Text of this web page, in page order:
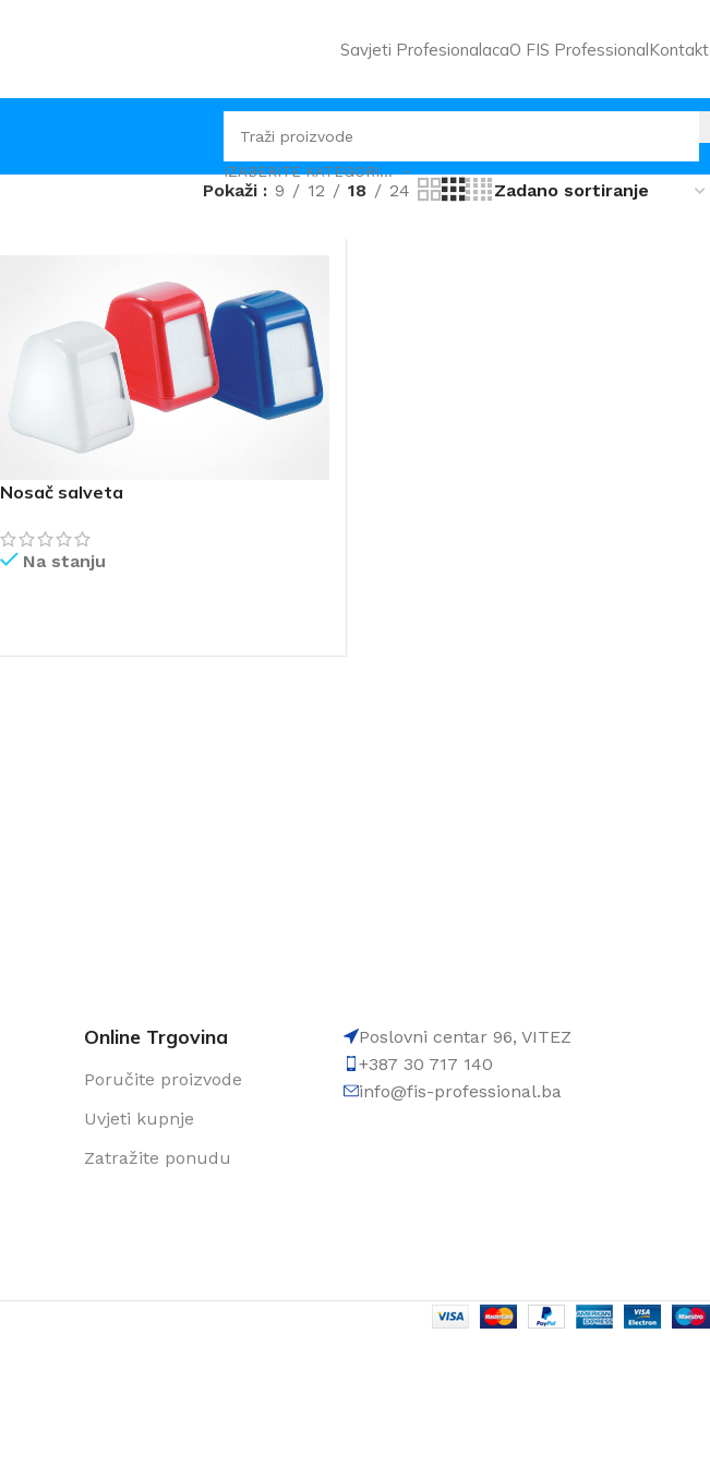
Savjeti ProfesionalacaO FIS ProfessionalKontakt
IZABERITE KATEGORIJU
Pokaži 9 12 18 24
Nosač salveta
Na stanju
Online Trgovina
Poručite proizvode
Uvjeti kupnje
Zatražite ponudu
Poslovni centar 96, VITEZ
+387 30 717 140
info@fis-professional.ba